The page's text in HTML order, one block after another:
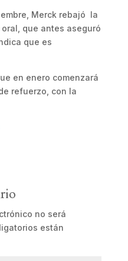
Merck rebajó la
que antes aseguró
que es
en enero comenzará
refuerzo, con la
no será
están